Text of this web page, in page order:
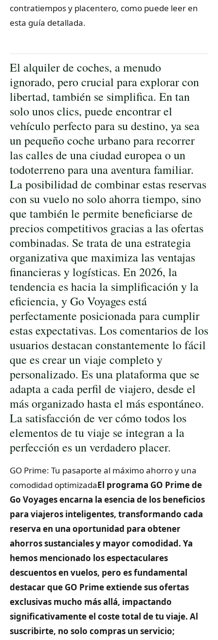
contratiempos y placentero, como puede leer en
esta guía detallada.
El alquiler de coches, a menudo
ignorado, pero crucial para explorar con
libertad, también se simplifica. En tan
solo unos clics, puede encontrar el
vehículo perfecto para su destino, ya sea
un pequeño coche urbano para recorrer
las calles de una ciudad europea o un
todoterreno para una aventura familiar.
La posibilidad de combinar estas reservas
con su vuelo no solo ahorra tiempo, sino
que también le permite beneficiarse de
precios competitivos gracias a las ofertas
combinadas. Se trata de una estrategia
organizativa que maximiza las ventajas
financieras y logísticas. En 2026, la
tendencia es hacia la simplificación y la
eficiencia, y Go Voyages está
perfectamente posicionada para cumplir
estas expectativas. Los comentarios de los
usuarios destacan constantemente lo fácil
que es crear un viaje completo y
personalizado. Es una plataforma que se
adapta a cada perfil de viajero, desde el
más organizado hasta el más espontáneo.
La satisfacción de ver cómo todos los
elementos de tu viaje se integran a la
perfección es un verdadero placer.
GO Prime: Tu pasaporte al máximo ahorro y una
comodidad optimizadaEl programa GO Prime de
Go Voyages encarna la esencia de los beneficios
para viajeros inteligentes, transformando cada
reserva en una oportunidad para obtener
ahorros sustanciales y mayor comodidad. Ya
hemos mencionado los espectaculares
descuentos en vuelos, pero es fundamental
destacar que GO Prime extiende sus ofertas
exclusivas mucho más allá, impactando
significativamente el coste total de tu viaje. Al
suscribirte, no solo compras un servicio;